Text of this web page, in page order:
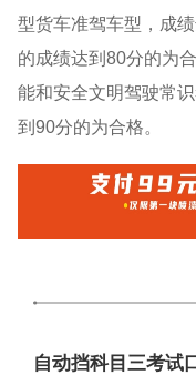
型货车准驾车型，成
的成绩达到80分的为
能和安全文明驾驶常
到90分的为合格。
自动挡科目三考试